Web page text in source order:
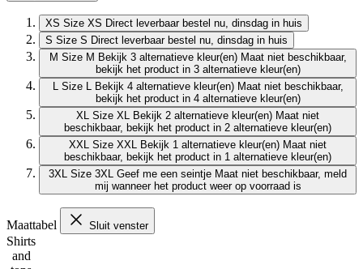
XS Size XS Direct leverbaar bestel nu, dinsdag in huis
S Size S Direct leverbaar bestel nu, dinsdag in huis
M Size M Bekijk 3 alternatieve kleur(en) Maat niet beschikbaar,
bekijk het product in 3 alternatieve kleur(en)
Size L Bekijk 4 alternatieve kleur(en) Maat niet beschikbaar,
bekijk het product in 4 alternatieve kleur(en)
XL
Size XL Bekijk 2 alternatieve kleur(en) Maat niet
beschikbaar, bekijk het product in 2 alternatieve kleur(en)
XXL
Size XXL Bekijk 1 alternatieve kleur(en) Maat niet
beschikbaar, bekijk het product in 1 alternatieve kleur(en)
3XL
Size 3XL Geef me een seintje Maat niet beschikbaar, meld
mij wanneer het product weer op voorraad is
Maattabel Sluit venster
Shirts
and